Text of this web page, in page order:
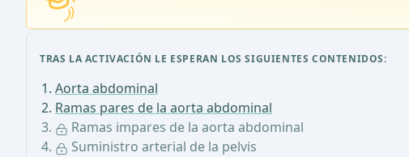
TRAS LA ACTIVACIÓN LE ESPERAN LOS SIGUIENTES CONTENIDOS:
Aorta abdominal
Ramas pares de la aorta abdominal
Ramas impares de la aorta abdominal
Suministro arterial de la pelvis